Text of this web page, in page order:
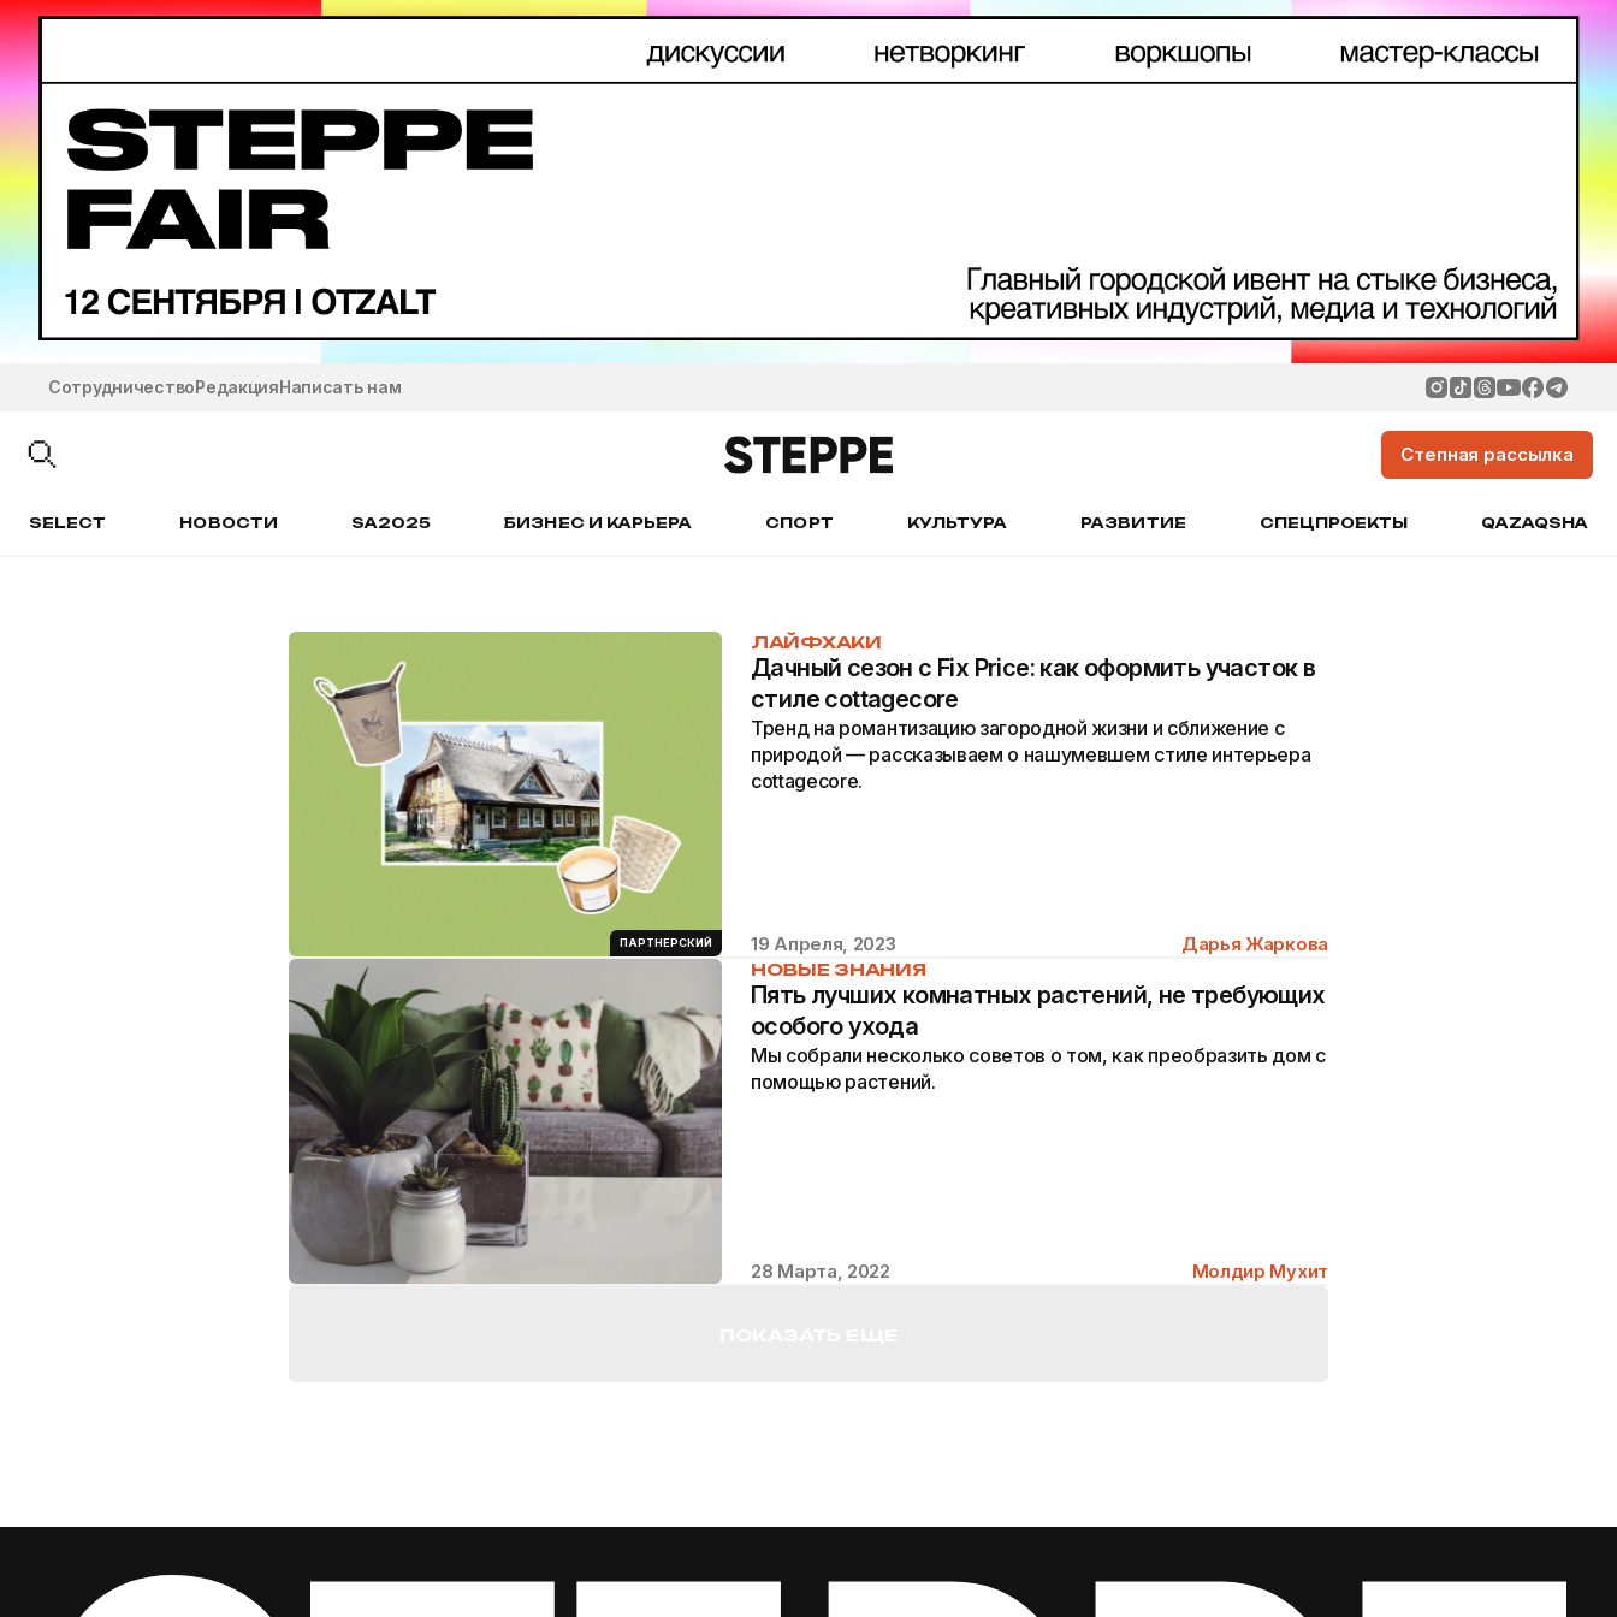
СотрудничествоРедакцияНаписать нам
Степная рассылка
SELECT НОВОСТИ SA2025 БИЗНЕС И КАРЬЕРА СПОРТ КУЛЬТУРА РАЗВИТИЕ СПЕЦПРОЕКТЫ QAZAQSHA
ПАРТНЕРСКИЙ
ЛАЙФХАКИ
Дачный сезон с Fix Price: как оформить участок в
стиле cottagecore
Тренд на романтизацию загородной жизни и сближение с
природой — рассказываем о нашумевшем стиле интерьера
cottagecore.
19 Апреля, 2023 Дарья Жаркова
НОВЫЕ ЗНАНИЯ
Пять лучших комнатных растений, не требующих
особого ухода
Мы собрали несколько советов о том, как преобразить дом c
помощью растений.
28 Марта, 2022 Молдир Мухит